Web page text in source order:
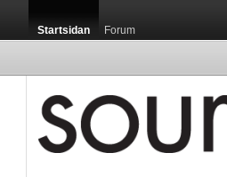
Startsidan Forum